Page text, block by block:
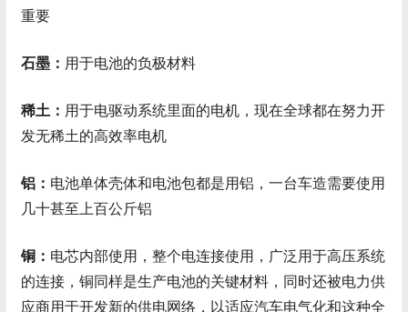
重要
石墨： 用于电池的负极材料
稀土： 用于电驱动系统里面的电机，现在全球都在努力开
发无稀土的高效率电机
铝： 电池单体壳体和电池包都是用铝，一台车造需要使用
几十甚至上百公斤铝
铜： 电芯内部使用，整个电连接使用，广泛用于高压系统
的连接，铜同样是生产电池的关键材料，同时还被电力供
应商用于开发新的供电网络，以适应汽车电气化和这种全